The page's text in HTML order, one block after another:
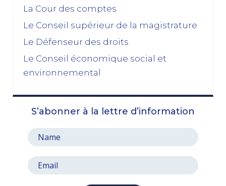
La Cour des comptes
Le Conseil supérieur de la magistrature
Le Défenseur des droits
Le Conseil économique social et
environnemental
S’abonner à la lettre d’information